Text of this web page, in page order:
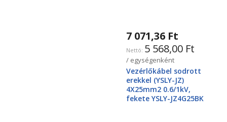
7 071,36 Ft
5 568,00 Ft
/ egységenként
Vezérlőkábel sodrott
erekkel (YSLY-JZ)
4X25mm2 0.6/1kV,
fekete YSLY-JZ4G25BK